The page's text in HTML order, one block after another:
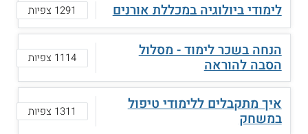
לימודי ביולוגיה במכללת אורנים 1291 צפיות
הנחה בשכר לימוד - מסלול
הסבה להוראה 1114 צפיות
איך מתקבלים ללימודי טיפול
במשחק 1311 צפיות